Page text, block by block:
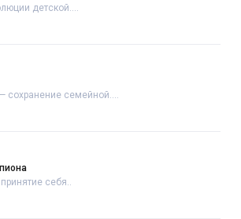
детской....
сохранение семейной....
себя..